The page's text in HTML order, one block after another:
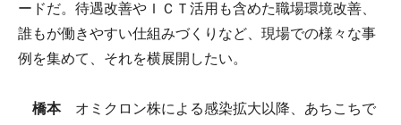
ードだ。待遇改善やＩＣＴ活用も含めた職場環境改善、
誰もが働きやすい仕組みづくりなど、現場での様々な事
例を集めて、それを横展開したい。
橋本オミクロン株による感染拡大以降、あちこちで